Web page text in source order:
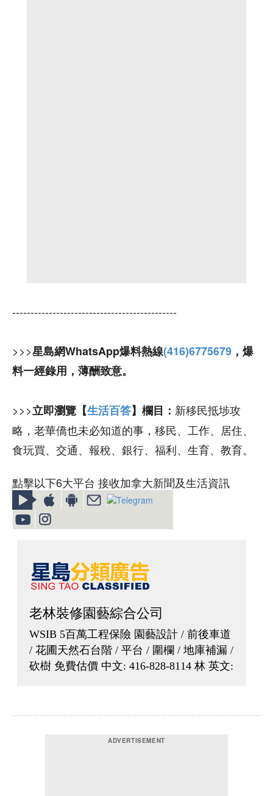
---------------------------------------------
>>>星島網WhatsApp爆料熱線(416)6775679 ，爆
料一經錄用，薄酬致意。
>>>立即瀏覽【生活百答】欄目： 新移民抵埗攻
略，老華僑也未必知道的事，移民、工作、居住、
食玩買、交通、報稅、銀行、福利、生育、教育。
點擊以下6大平台 接收加拿大新聞及生活資訊